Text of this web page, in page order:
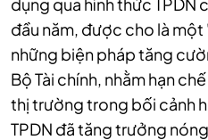
đầu năm, được cho là
những biện pháp tăng
Bộ Tài chính, nhằm hạn
thị trường trong bối cảnh
TPDN đã tăng trưởng